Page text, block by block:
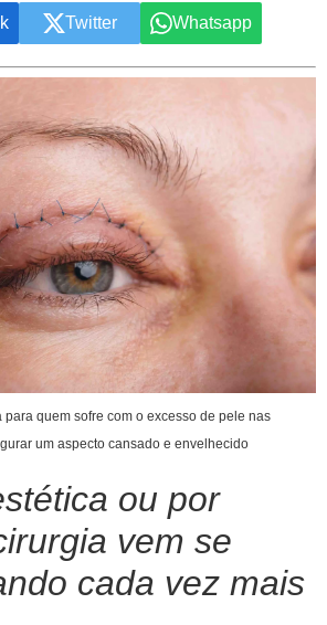
Twitter Whatsapp
para quem sofre com o excesso de pele nas
um aspecto cansado e envelhecido
ou por
vem se
cada vez mais